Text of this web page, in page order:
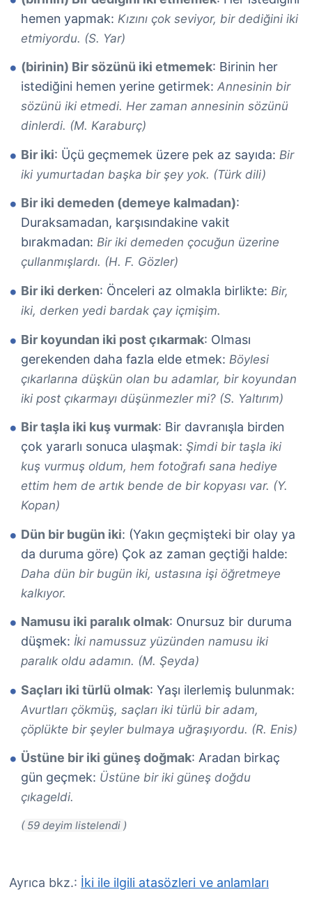
hemen yapmak: Kızını çok seviyor, bir dediğini iki
etmiyordu. (S. Yar)
(birinin) Bir sözünü iki etmemek: Birinin her
istediğini hemen yerine getirmek: Annesinin bir
sözünü iki etmedi. Her zaman annesinin sözünü
dinlerdi. (M. Karaburç)
Bir iki: Üçü geçmemek üzere pek az sayıda: Bir
iki yumurtadan başka bir şey yok. (Türk dili)
Bir iki demeden (demeye kalmadan):
Duraksamadan, karşısındakine vakit
bırakmadan: Bir iki demeden çocuğun üzerine
çullanmışlardı. (H. F. Gözler)
Bir iki derken: Önceleri az olmakla birlikte: Bir,
iki, derken yedi bardak çay içmişim.
Bir koyundan iki post çıkarmak: Olması
gerekenden daha fazla elde etmek: Böylesi
çıkarlarına düşkün olan bu adamlar, bir koyundan
iki post çıkarmayı düşünmezler mi? (S. Yaltırım)
Bir taşla iki kuş vurmak: Bir davranışla birden
çok yararlı sonuca ulaşmak: Şimdi bir taşla iki
kuş vurmuş oldum, hem fotoğrafı sana hediye
ettim hem de artık bende de bir kopyası var. (Y.
Kopan)
Dün bir bugün iki: (Yakın geçmişteki bir olay ya
da duruma göre) Çok az zaman geçtiği halde:
Daha dün bir bugün iki, ustasına işi öğretmeye
kalkıyor.
Namusu iki paralık olmak: Onursuz bir duruma
düşmek: İki namussuz yüzünden namusu iki
paralık oldu adamın. (M. Şeyda)
Saçları iki türlü olmak: Yaşı ilerlemiş bulunmak:
Avurtları çökmüş, saçları iki türlü bir adam,
çöplükte bir şeyler bulmaya uğraşıyordu. (R. Enis)
Üstüne bir iki güneş doğmak: Aradan birkaç
gün geçmek: Üstüne bir iki güneş doğdu
çıkageldi.
Ayrıca bkz.: İki ile ilgili atasözleri ve anlamları